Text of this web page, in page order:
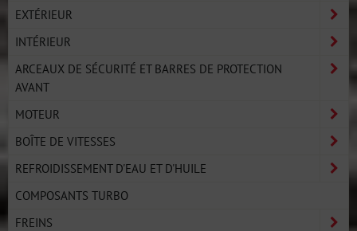
EXTÉRIEUR
INTÉRIEUR
ARCEAUX DE SÉCURITÉ ET BARRES DE PROTECTION
AVANT
MOTEUR
BOÎTE DE VITESSES
REFROIDISSEMENT D'EAU ET D'HUILE
COMPOSANTS TURBO
FREINS